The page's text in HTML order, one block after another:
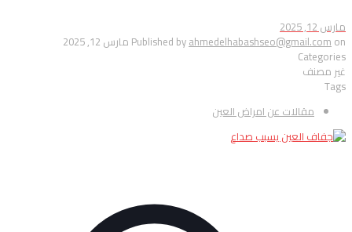
مارس 12, 2025
Published byahmedelhabashseo@gmail.comon مارس 12, 2025
Categories
غير مصنف
Tags
مقالات عن امراض العين